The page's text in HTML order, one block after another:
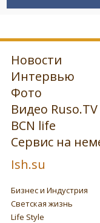
Новости
Интервью
Фото
Видео Ruso.TV
BCN life
Сервис на
Ish.su
Бизнес и Индустрия
Светская жизнь
Life Style